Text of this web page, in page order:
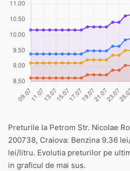
Preturile la Petrom Str. Nicolae
200738, Craiova: Benzina 9.36
lei/litru. Evolutia preturilor pe
in graficul de mai sus.